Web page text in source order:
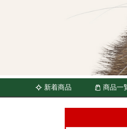
新着商品 商品一